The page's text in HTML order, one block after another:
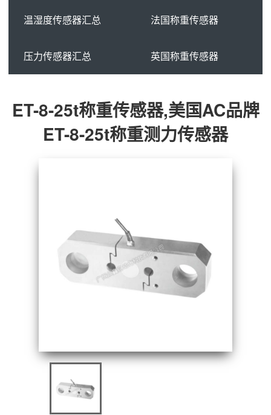
温湿度传感器汇总 法国称重传感器
压力传感器汇总 英国称重传感器
ET-8-25t称重传感器,美国AC品牌
ET-8-25t称重测力传感器